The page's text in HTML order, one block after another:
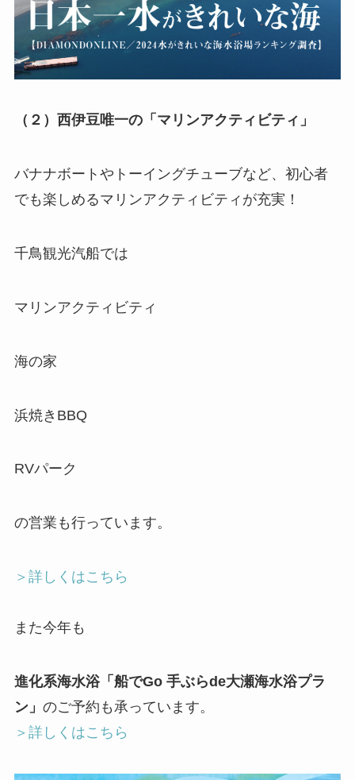
（２）西伊豆唯一の「マリンアクティビティ」
バナナボートやトーイングチューブなど、初心者
でも楽しめるマリンアクティビティが充実！
千鳥観光汽船では
マリンアクティビティ
海の家
浜焼きBBQ
RVパーク
の営業も行っています。
＞詳しくはこちら
また今年も
進化系海水浴「船でGo 手ぶらde大瀬海水浴プラ
ン」 のご予約も承っています。
＞詳しくはこちら